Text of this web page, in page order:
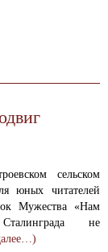
сельском
юных читателей
Мужества «Нам
не